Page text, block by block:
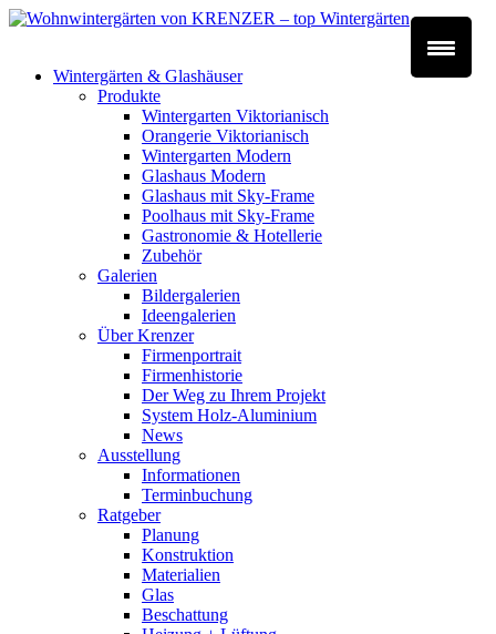
Wintergärten & Glashäuser
Produkte
Wintergarten Viktorianisch
Orangerie Viktorianisch
Wintergarten Modern
Glashaus Modern
Glashaus mit Sky-Frame
Poolhaus mit Sky-Frame
Gastronomie & Hotellerie
Zubehör
Galerien
Bildergalerien
Ideengalerien
Über Krenzer
Firmenportrait
Firmenhistorie
Der Weg zu Ihrem Projekt
System Holz-Aluminium
News
Ausstellung
Informationen
Terminbuchung
Ratgeber
Planung
Konstruktion
Materialien
Glas
Beschattung